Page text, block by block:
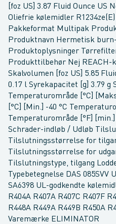
[foz US] 3.87 Fluid Ounce US
Oliefrie kølemidler R1234ze(E)
Pakkeformat Multipak
Produktnavn Hermetisk
Produktoplysninger
Produkttilbehør Nej REACH-
Skalvolumen [foz US] 5.85
0.17 l Syrekapacitet [g] 3.79 g
Temperaturområde [°C]
[°C] [Min.] -40 °C
Temperaturområde [°F]
Schrader-indløb / Udløb
Tilslutningsstørrelse for
Tilslutningsstørrelse for
Tilslutningstype, tilgang
Typebetegnelse DAS 085SVV
SA6398 UL-godkendte
R404A R407A R407C R407F
R448A R449A R449B R450A
Varemærke ELIMINATOR